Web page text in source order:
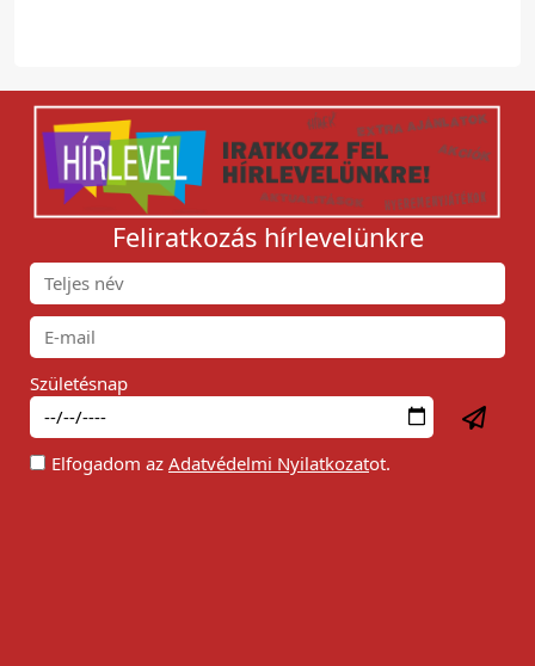
Feliratkozás hírlevelünkre
Születésnap
Elfogadom az Adatvédelmi Nyilatkozatot.